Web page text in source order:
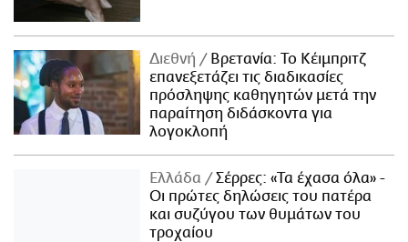
Διεθνή
Βρετανία: Το Κέιμπριτζ
επανεξετάζει τις διαδικασίες
πρόσληψης καθηγητών μετά την
παραίτηση διδάσκοντα για
λογοκλοπή
Ελλάδα
Σέρρες: «Τα έχασα όλα» -
Οι πρώτες δηλώσεις του πατέρα
και συζύγου των θυμάτων του
τροχαίου